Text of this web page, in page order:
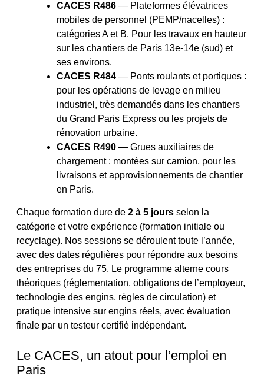
CACES R486 — Plateformes élévatrices
mobiles de personnel (PEMP/nacelles) :
catégories A et B. Pour les travaux en hauteur
sur les chantiers de Paris 13e-14e (sud) et
ses environs.
CACES R484 — Ponts roulants et portiques :
pour les opérations de levage en milieu
industriel, très demandés dans les chantiers
du Grand Paris Express ou les projets de
rénovation urbaine.
CACES R490 — Grues auxiliaires de
chargement : montées sur camion, pour les
livraisons et approvisionnements de chantier
en Paris.
Chaque formation dure de 2 à 5 jours selon la
catégorie et votre expérience (formation initiale ou
recyclage). Nos sessions se déroulent toute l’année,
avec des dates régulières pour répondre aux besoins
des entreprises du 75. Le programme alterne cours
théoriques (réglementation, obligations de l’employeur,
technologie des engins, règles de circulation) et
pratique intensive sur engins réels, avec évaluation
finale par un testeur certifié indépendant.
Le CACES, un atout pour l’emploi en
Paris